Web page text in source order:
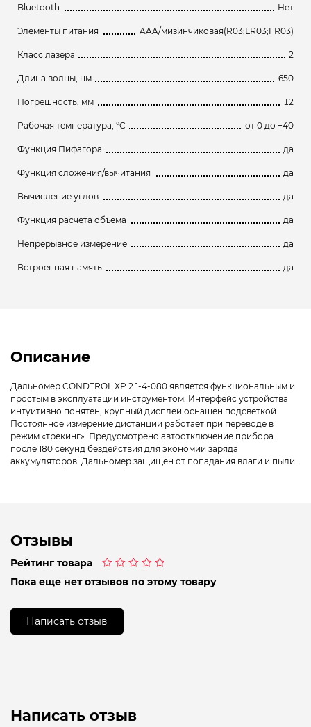
Bluetooth Нет
Элементы питания AAA/мизинчиковая(R03;LR03;FR03)
Класс лазера 2
Длина волны, нм 650
Погрешность, мм ±2
Рабочая температура, °С от 0 до +40
Функция Пифагора да
Функция сложения/вычитания да
Вычисление углов да
Функция расчета объема да
Непрерывное измерение да
Встроенная память да
Описание
Дальномер CONDTROL XP 2 1-4-080 является функциональным и
простым в эксплуатации инструментом. Интерфейс устройства
интуитивно понятен, крупный дисплей оснащен подсветкой.
Постоянное измерение дистанции работает при переводе в
режим «трекинг». Предусмотрено автоотключение прибора
после 180 секунд бездействия для экономии заряда
аккумуляторов. Дальномер защищен от попадания влаги и пыли.
Отзывы
Рейтинг товара
0
Пока еще нет отзывов по этому товару
Написать отзыв
Написать отзыв